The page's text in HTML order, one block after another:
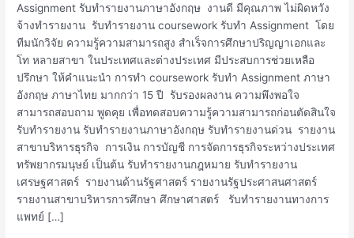
Assignment รับทำรายงานภาษาอังกฤษ งานดี มีคุณภาพ ไม่ผิดหวัง
จ้างทำรายงาน รับทำรายงาน coursework รับทำ Assignment โดย
ทีมนักวิจัย ความรู้ความสามารถสูง สำเร็จการศึกษาปริญญาเอกและ
โท หลายสาขา ในประเทศและต่างประเทศ มีประสบการช่วยเหลือ
ปรึกษา ให้คำแนะนำ การทำ coursework รับทำ Assignment ภาษา
อังกฤษ ภาษาไทย มากกว่า 15 ปี รับรองผลงาน ความพึงพอใจ
สามารถสอบถาม พูดคุย เพื่อทดสอบความรู้ความสามารถก่อนตัดสินใจ
รับทำรายงาน รับทำรายงานภาษาอังกฤษ รับทำรายงานด่วน รายงาน
สาขาบริหารธุรกิจ การเงิน การบัญชี การจัดการธุรกิจระหว่างประเทศ
ทรัพยากรมนุษย์ เป็นต้น รับทำรายงานกฎหมาย รับทำรายงาน
เศรษฐศาสตร์ รายงานด้านรัฐศาสตร์ รายงานรัฐประศาสนศาสตร์
รายงานสาขาบริหารการศึกษา ศึกษาศาสตร์ รับทำรายงานทางการ
แพทย์ […]